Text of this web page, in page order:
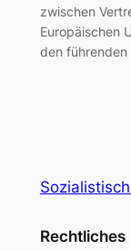
zwischen
Europäischen
den
Rechtliches